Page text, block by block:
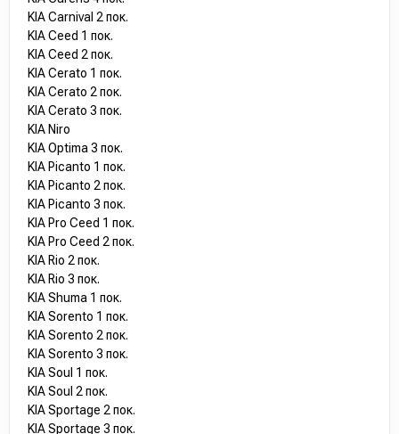
KIA Carnival 2 пок.
KIA Ceed 1 пок.
KIA Ceed 2 пок.
KIA Cerato 1 пок.
KIA Cerato 2 пок.
KIA Cerato 3 пок.
KIA Niro
KIA Optima 3 пок.
KIA Picanto 1 пок.
KIA Picanto 2 пок.
KIA Picanto 3 пок.
KIA Pro Ceed 1 пок.
KIA Pro Ceed 2 пок.
KIA Rio 2 пок.
KIA Rio 3 пок.
KIA Shuma 1 пок.
KIA Sorento 1 пок.
KIA Sorento 2 пок.
KIA Sorento 3 пок.
KIA Soul 1 пок.
KIA Soul 2 пок.
KIA Sportage 2 пок.
KIA Sportage 3 пок.